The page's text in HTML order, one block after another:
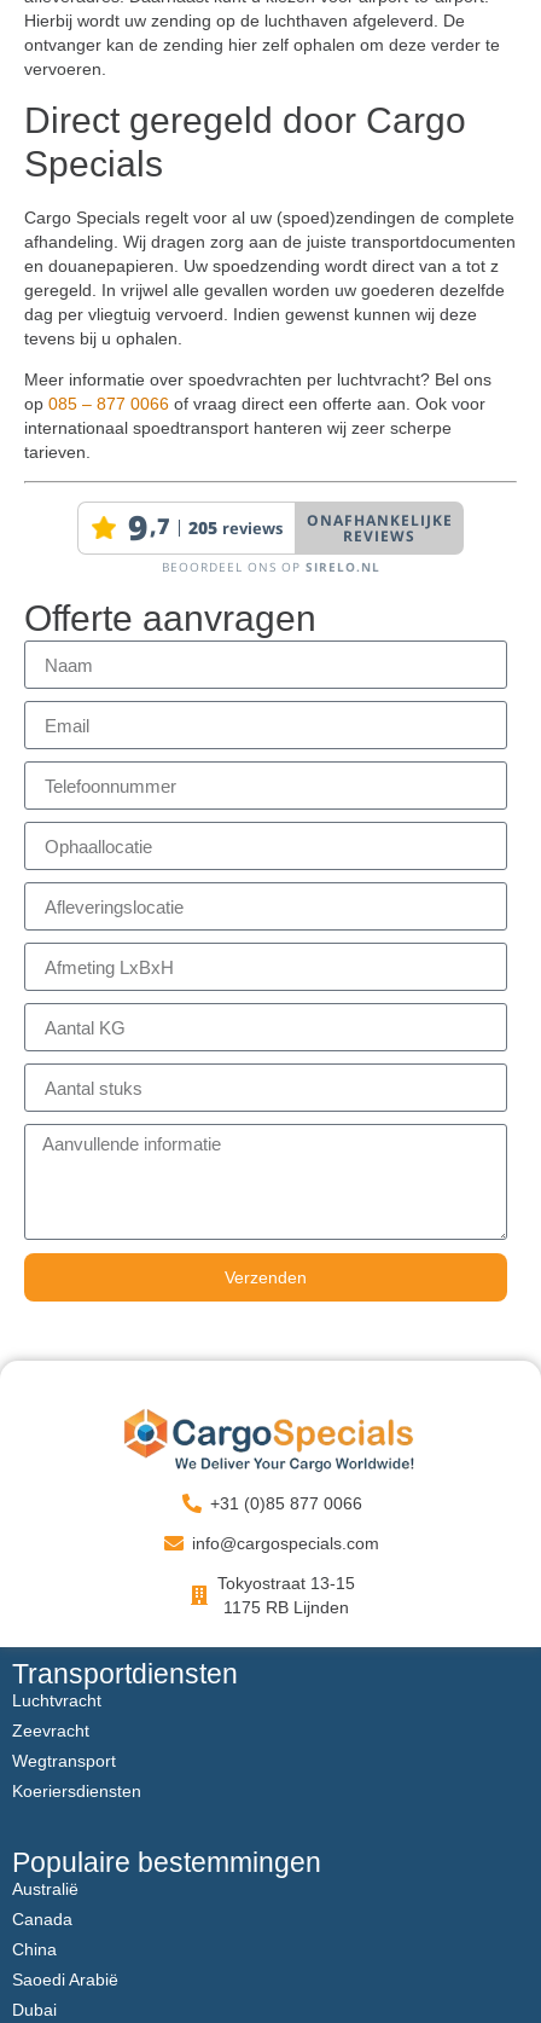
Hierbij wordt uw zending op de luchthaven afgeleverd. De
ontvanger kan de zending hier zelf ophalen om deze verder te
vervoeren.
Direct geregeld door Cargo
Specials
Cargo Specials regelt voor al uw (spoed)zendingen de complete
afhandeling. Wij dragen zorg aan de juiste transportdocumenten
en douanepapieren. Uw spoedzending wordt direct van a tot z
geregeld. In vrijwel alle gevallen worden uw goederen dezelfde
dag per vliegtuig vervoerd. Indien gewenst kunnen wij deze
tevens bij u ophalen.
Meer informatie over spoedvrachten per luchtvracht? Bel ons
op 085 – 877 0066 of vraag direct een offerte aan. Ook voor
internationaal spoedtransport hanteren wij zeer scherpe
tarieven.
Offerte aanvragen
Verzenden
+31 (0)85 877 0066
info@cargospecials.com
Tokyostraat 13-15
1175 RB Lijnden
Transportdiensten
Luchtvracht
Zeevracht
Wegtransport
Koeriersdiensten
Populaire bestemmingen
Australië
Canada
China
Saoedi Arabië
Dubai